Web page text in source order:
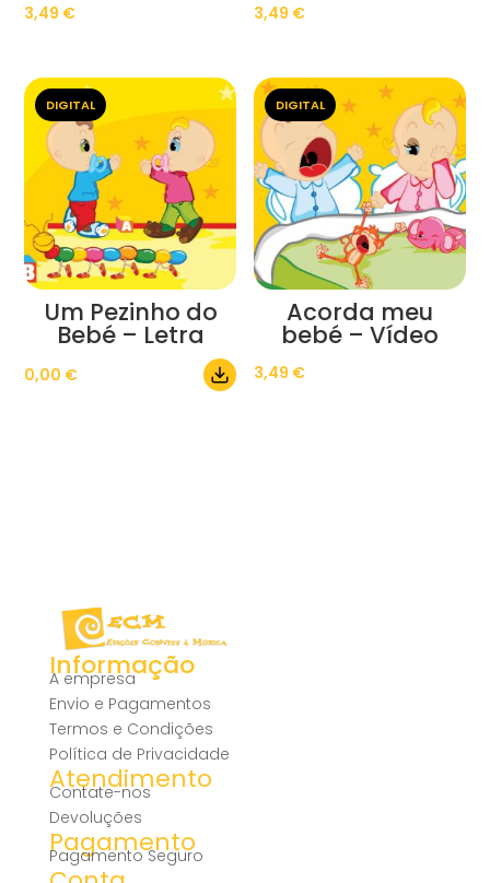
3,49 € 3,49 €
DIGITAL
Um Pezinho do
Bebé – Letra
0,00 €
DIGITAL
Acorda meu
bebé – Vídeo
3,49 €
Informação
A empresa
Envio e Pagamentos
Termos e Condições
Política de Privacidade
Atendimento
Contate-nos
Devoluções
Pagamento
Pagamento Seguro